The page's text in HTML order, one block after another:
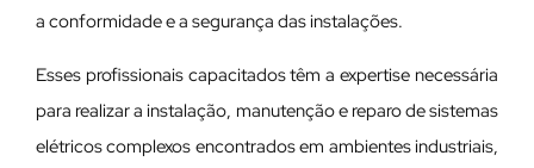
a conformidade e a segurança das instalações.
Esses profissionais capacitados têm a expertise necessária
para realizar a instalação, manutenção e reparo de sistemas
elétricos complexos encontrados em ambientes industriais,